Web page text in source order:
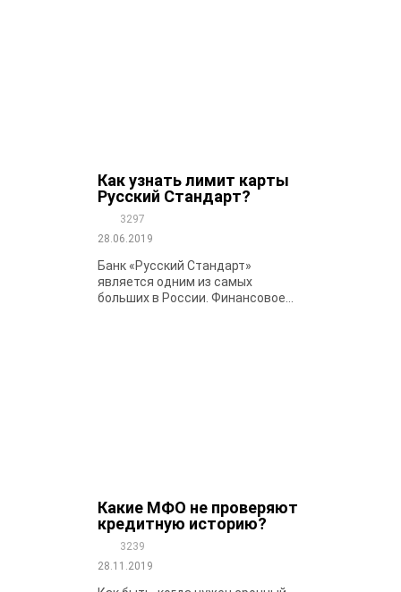
Как узнать лимит карты
Русский Стандарт?
3297
28.06.2019
Банк «Русский Стандарт»
является одним из самых
больших в России. Финансовое...
Какие МФО не проверяют
кредитную историю?
3239
28.11.2019